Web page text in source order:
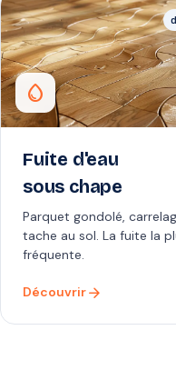
water_drop
Fuite d'eau
sous chape
Parquet gondolé,
tache au sol. La fuite la
fréquente.
Découvrirarrow_forward